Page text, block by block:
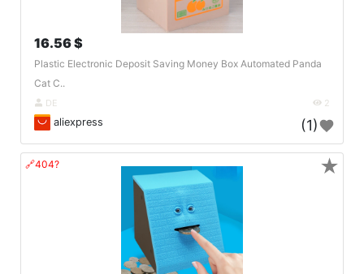
16.56 $
Plastic Electronic Deposit Saving Money Box Automated Panda
Cat C..
DE 2
aliexpress (1)
🔗404? ★